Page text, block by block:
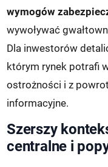
wymogów
wywoływać
Dla inwestorów
którym rynek potrafi
ostrożności i z
informacyjne.
Szerszy
centralne i